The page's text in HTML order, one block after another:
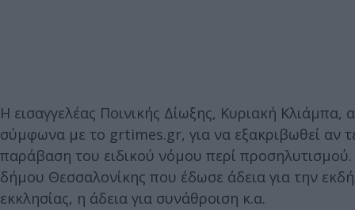
Η εισαγγελέας Ποινικής Δίωξης, Κυριακή
σύμφωνα με το grtimes.gr, για να εξακριβωθεί αν
παράβαση του ειδικού νόμου περί
δήμου Θεσσαλονίκης που έδωσε άδεια για την
εκκλησίας, η άδεια για συνάθροιση κ.α.